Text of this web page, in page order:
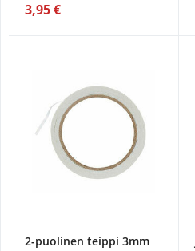
3,95 €
2-puolinen teippi 3mm